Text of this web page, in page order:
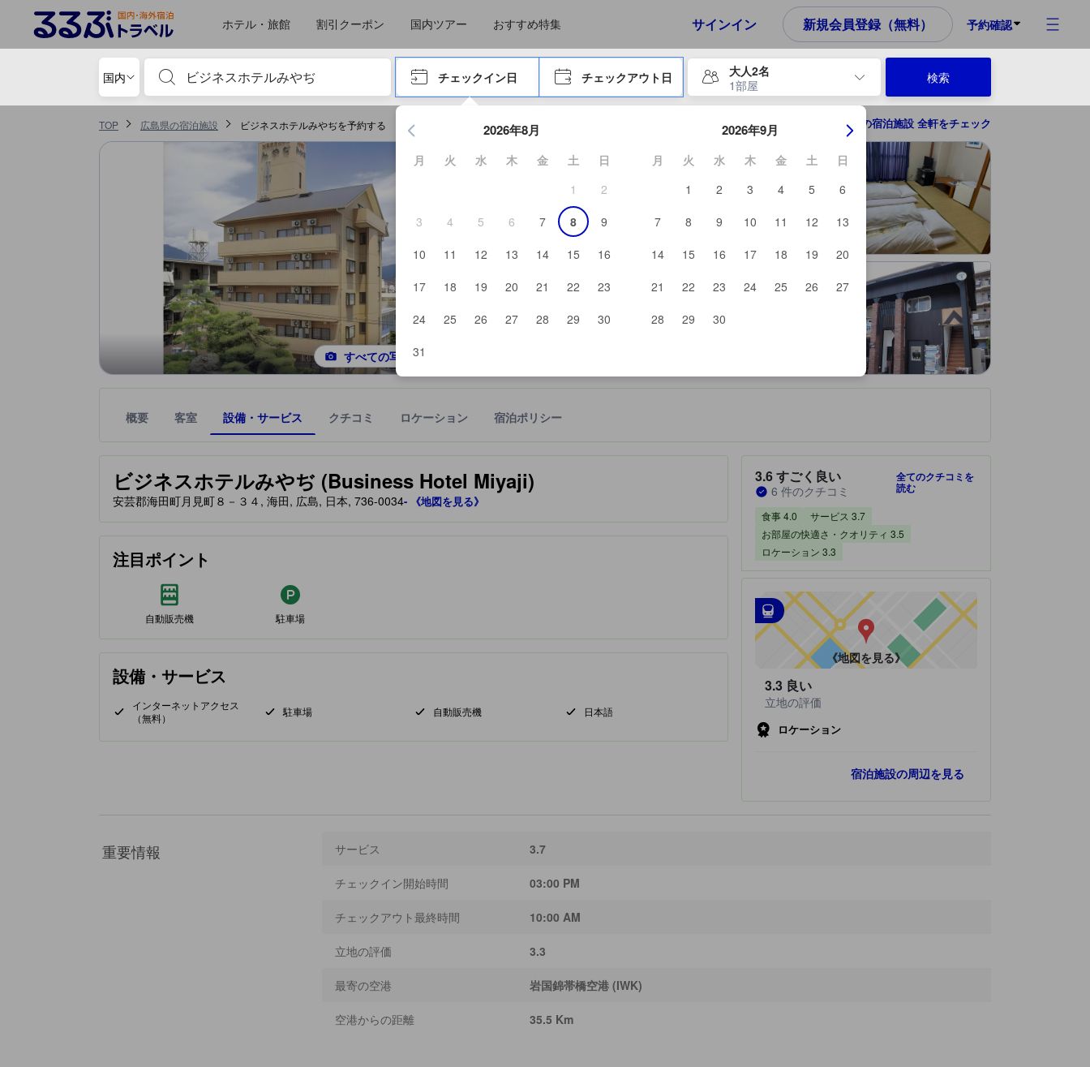
ホテル・旅館 割引クーポン 国内ツアー おすすめ特集 サインイン 新規会員登録（無料） 予約確認
国内
宿泊施設名やキーワードを入力し、矢印キーやタブキーで進み、エンターキーを押して内容を確定して、検索します。
チェックイン日 チェックアウト日
大人2名
1部屋
エンターキーを押して日付選択画面の操作を開始します。方向キーを使用して、チェックイン日とチェックアウト日を移動します。
2026年8月
月 火 水 木 金 土
日
1
2
3
4 5 6 7 8
9
10
11 12 13 14 15
16
17
18 19 20 21 22
23
24
25 26 27 28 29
30
31
2026年9月
月 火 水 木 金 土
日
1
2 3 4 5
6
7
8 9 10 11 12
13
14
15 16 17 18 19
20
21
22 23 24 25 26
27
28
29 30
検索
TOP 広島県の宿泊施設 ビジネスホテルみやぢを予約する 広島の宿泊施設 全軒をチェック
すべての写真を見る
概要 客室 設備・サービス クチコミ ロケーション 宿泊ポリシー
ビジネスホテルみやぢ (Business Hotel Miyaji)
tooltip
星評価は、提携サイトから受け取った情報であり、宿泊施設に備わっていると予測される快適さや客室のレベルを示すものです。
安芸郡海田町月見町８－３４, 海田, 広島, 日本, 736-0034- 《地図を見る》
注目ポイント
自動販売機 駐車場
設備・サービス
インターネットアクセス
（無料）
駐車場 自動販売機 日本語
宿泊施設のクチコミスコア：3.6 / 5 すごく良い 6 件のクチコミ
3.6すごく良い
6 件のクチコミ
全てのクチコミを
読む
食事 4.0
サービス 3.7
お部屋の快適さ・クオリティ 3.5
ロケーション 3.3
tooltip
最寄の交通機関
• 最寄の駅：矢野駅（距離0.88km）
• 最寄の駅：海田市駅（距離1.48km）
《地図を見る》
3.3 良い
立地の評価
ロケーション
宿泊施設の周辺を見る
重要情報 サービス 3.7
チェックイン開始時間 03:00 PM
チェックアウト最終時間 10:00 AM
立地の評価 3.3
最寄の空港 岩国錦帯橋空港 (IWK)
空港からの距離 35.5 Km
るるぶトラベルに掲載されているクチコミは実際に予約をし、宿泊を終えたゲストから提供されています。実際の経験に基づいた内容であるため、これから宿泊選びをされるユーザーにとっても参考となる信頼で